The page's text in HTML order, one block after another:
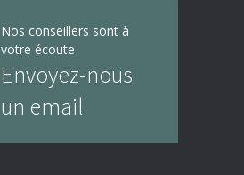
Nos conseillers sont à
votre écoute
Envoyez-nous
un email